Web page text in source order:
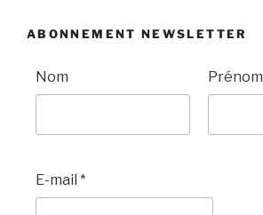
ABONNEMENT NEWSLETTER
Nom Prénom
E-mail *